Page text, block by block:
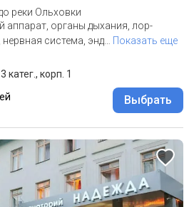
реки Ольховки
аппарат, органы дыхания, лор-
система, энд
Показать еще
катег., корп. 1
Выбрать